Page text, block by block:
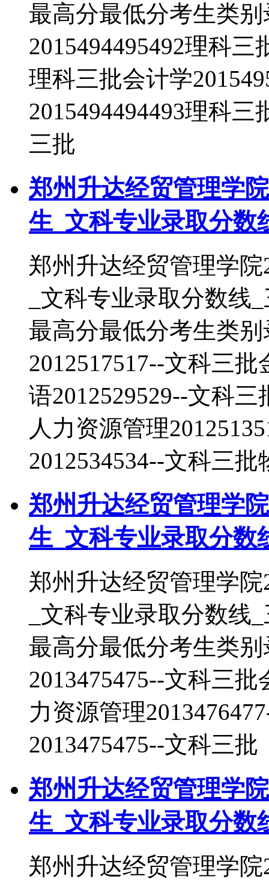
最高分最低分考生类
2015494495492理科三
理科三批会计学
2015494494493理科三
三批
郑州升达经贸管理学
生_文科专业录取分数
郑州升达经贸管理学
_文科专业录取分数
最高分最低分考生类
2012517517--文科三
语2012529529--文科
人力资源管理
2012534534--文科三
郑州升达经贸管理学
生_文科专业录取分数
郑州升达经贸管理学
_文科专业录取分数
最高分最低分考生类
2013475475--文科三
力资源管理
2013475475--文科三批
郑州升达经贸管理学
生_文科专业录取分数
郑州升达经贸管理学